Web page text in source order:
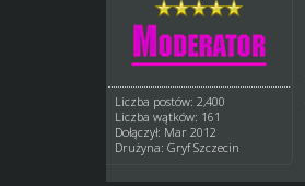
Liczba postów: 2,400
Liczba wątków: 161
Dołączył: Mar 2012
Drużyna: Gryf Szczecin